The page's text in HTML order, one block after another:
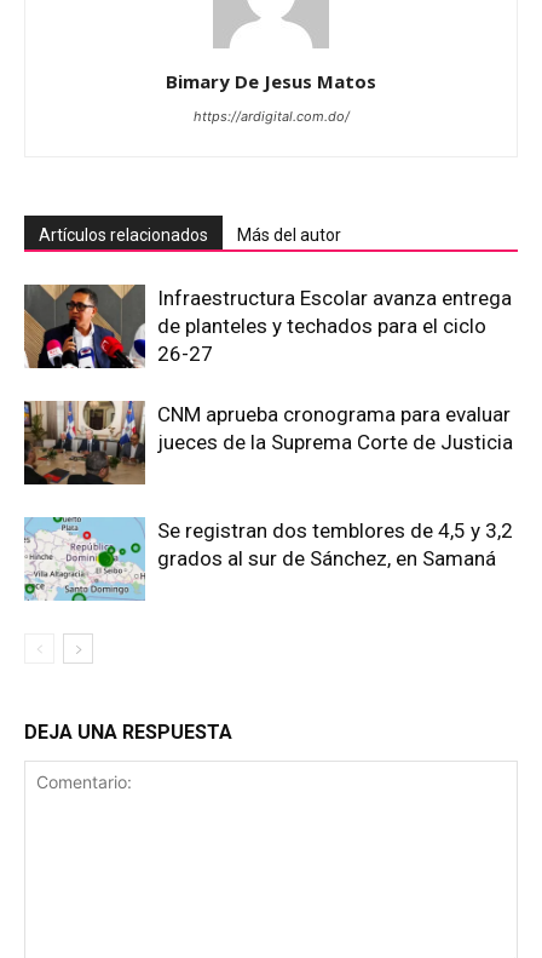
Bimary De Jesus Matos
https://ardigital.com.do/
Artículos relacionados Más del autor
Infraestructura Escolar avanza entrega
de planteles y techados para el ciclo
26-27
CNM aprueba cronograma para evaluar
jueces de la Suprema Corte de Justicia
Se registran dos temblores de 4,5 y 3,2
grados al sur de Sánchez, en Samaná
DEJA UNA RESPUESTA